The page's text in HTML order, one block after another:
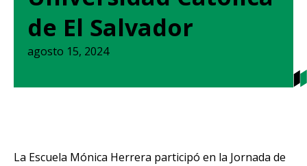
de El Salvador
agosto 15, 2024
La Escuela Mónica Herrera participó en la Jornada de